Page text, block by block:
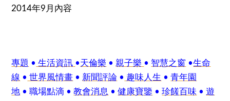
2014年9月內容
專題 • 生活資訊 •天倫樂 • 親子樂 • 智慧之窗 •生命
線 • 世界風情畫 • 新聞評論 • 趣味人生 •青年園
地 • 職場點滴 •教會消息 •健康寶鑒 •珍饈百味 •遊